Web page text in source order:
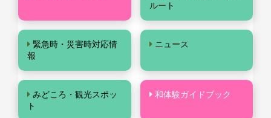
ルート
緊急時・災害時対応情
報
ニュース
みどころ・観光スポッ
ト
和体験ガイドブック